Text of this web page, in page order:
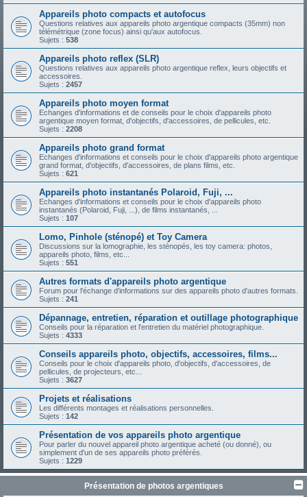
Appareils photo compacts et autofocus
Questions relatives aux appareils photo argentique compacts (35mm) non
télémétrique (zone focus) ainsi qu'aux autofocus.
Sujets : 538
Appareils photo reflex (SLR)
Questions relatives aux appareils photo argentique reflex, leurs objectifs et
accessoires.
Sujets : 2457
Appareils photo moyen format
Echanges d'informations et de conseils pour le choix d'appareils photo
argentique moyen format, d'objectifs, d'accessoires, de pellicules, etc.
Sujets : 2208
Appareils photo grand format
Echanges d'informations et conseils pour le choix d'appareils photo argentique
grand format, d'objectifs, d'accessoires, de plans films, etc.
Sujets : 621
Appareils photo instantanés Polaroid, Fuji, ...
Echanges d'informations et conseils pour le choix d'appareils photo
instantanés (Polaroid, Fuji, ...), de films instantanés, ...
Sujets : 107
Lomo, Pinhole (sténopé) et Toy Camera
Discussions sur la lomographie, les sténopés, les toy camera: photos,
appareils photo, films, etc...
Sujets : 551
Autres formats d'appareils photo argentique
Forum pour l'échange d'informations sur des appareils photo d'autres formats.
Sujets : 241
Dépannage, entretien, réparation et outillage photographique
Conseils pour la réparation et l'entretien du matériel photographique.
Sujets : 4333
Conseils appareils photo, objectifs, accessoires, films...
Conseils pour le choix d'appareils photo, d'objectifs, d'accessoires, de
pellicules, de projecteurs, etc...
Sujets : 3627
Projets et réalisations
Les différents montages et réalisations personnelles.
Sujets : 142
Présentation de vos appareils photo argentique
Pour parler du nouvel appareil photo argentique acheté (ou donné), ou
simplement d'un de ses appareils photo préférés.
Sujets : 1229
Présentation de photos argentiques